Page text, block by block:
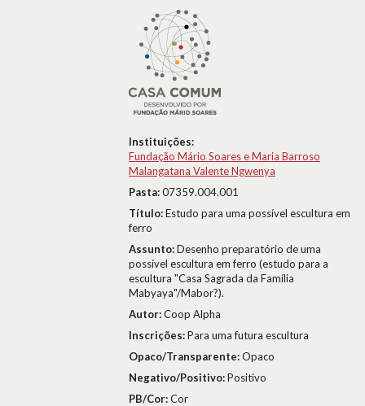
Instituições:
Fundação Mário Soares e Maria Barroso
Malangatana Valente Ngwenya
Pasta:07359.004.001
Título:Estudo para uma possível escultura em
ferro
Assunto:Desenho preparatório de uma
possível escultura em ferro (estudo para a
escultura "Casa Sagrada da Família
Mabyaya"/Mabor?).
Autor:Coop Alpha
Inscrições:Para uma futura escultura
Opaco/Transparente:Opaco
Negativo/Positivo:Positivo
PB/Cor:Cor